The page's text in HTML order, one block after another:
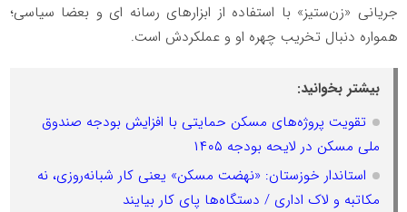
جریانی «زن‌ستیز» با استفاده از ابزارهای رسانه ای و بعضا سیاسی؛
همواره دنبال تخریب چهره او و عملکردش است.
بیشتر بخوانید:
تقویت پروژه‌های مسکن حمایتی با افزایش بودجه صندوق
ملی مسکن در لایحه بودجه ۱۴۰۵
استاندار خوزستان: «نهضت مسکن» یعنی کار شبانه‌روزی، نه
مکاتبه و لاک اداری / دستگاه‌ها پای کار بیایند